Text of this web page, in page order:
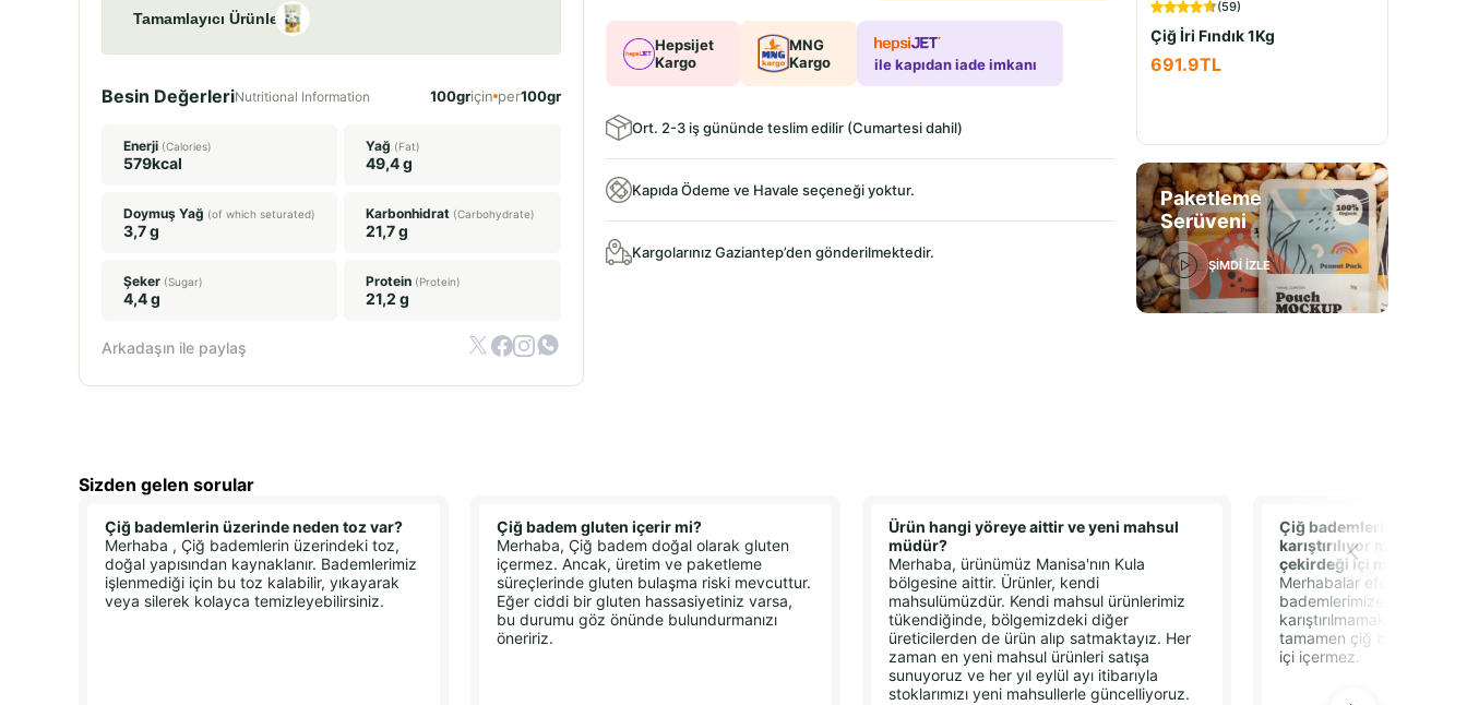
Tamamlayıcı Ürünler
Besin DeğerleriNutritional Information 100griçin per100gr
Enerji (Calories)
579kcal
Yağ (Fat)
49,4 g
Doymuş Yağ (of which seturated)
3,7 g
Karbonhidrat (Carbohydrate)
21,7 g
Şeker (Sugar)
4,4 g
Protein (Protein)
21,2 g
Arkadaşın ile paylaş
Hepsijet
Kargo
MNG
Kargo
ile kapıdan iade imkanı
Ort. 2-3 iş gününde teslim edilir (Cumartesi dahil)
Kapıda Ödeme ve Havale seçeneği yoktur.
Kargolarınız Gaziantep’den gönderilmektedir.
(59)
Çiğ İri Fındık 1Kg
691.9TL
Paketleme
Serüveni
ŞİMDİ İZLE
Sizden gelen sorular
Çiğ bademlerin üzerinde neden toz var?
Merhaba , Çiğ bademlerin üzerindeki toz,
doğal yapısından kaynaklanır. Bademlerimiz
işlenmediği için bu toz kalabilir, yıkayarak
veya silerek kolayca temizleyebilirsiniz.
Çiğ badem gluten içerir mi?
Merhaba, Çiğ badem doğal olarak gluten
içermez. Ancak, üretim ve paketleme
süreçlerinde gluten bulaşma riski mevcuttur.
Eğer ciddi bir gluten hassasiyetiniz varsa,
bu durumu göz önünde bulundurmanızı
öneririz.
Ürün hangi yöreye aittir ve yeni mahsul
müdür?
Merhaba, ürünümüz Manisa'nın Kula
bölgesine aittir. Ürünler, kendi
mahsulümüzdür. Kendi mahsul ürünlerimiz
tükendiğinde, bölgemizdeki diğer
üreticilerden de ürün alıp satmaktayız. Her
zaman en yeni mahsul ürünleri satışa
sunuyoruz ve her yıl eylül ayı itibarıyla
stoklarımızı yeni mahsullerle güncelliyoruz.
Çiğ bademlerinize
karıştırılıyor mu ve
çekirdeği içi mi?
Merhabalar efendim
bademlerimize kesinlikle
karıştırılmamaktadır.
tamamen çiğ badem olup,
içi içermez.